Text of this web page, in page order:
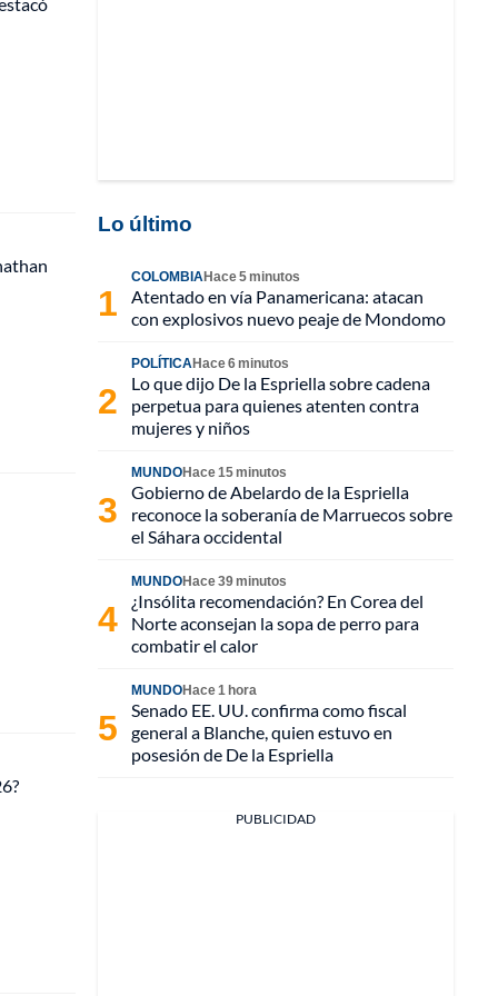
Lo último
COLOMBIAHace 5 minutos
Atentado en vía Panamericana: atacan
con explosivos nuevo peaje de Mondomo
POLÍTICAHace 6 minutos
Lo que dijo De la Espriella sobre cadena
perpetua para quienes atenten contra
mujeres y niños
MUNDOHace 15 minutos
Gobierno de Abelardo de la Espriella
reconoce la soberanía de Marruecos sobre
el Sáhara occidental
MUNDOHace 39 minutos
¿Insólita recomendación? En Corea del
Norte aconsejan la sopa de perro para
combatir el calor
MUNDOHace 1 hora
Senado EE. UU. confirma como fiscal
general a Blanche, quien estuvo en
posesión de De la Espriella
PUBLICIDAD